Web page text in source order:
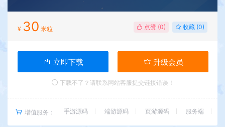
¥ 30 米粒 点赞 (0) 收藏 (0)
立即下载 升级会员
下载不了？请联系网站客服提交链接错误！
增值服务： 手游源码 端游源码 页游源码 服务端